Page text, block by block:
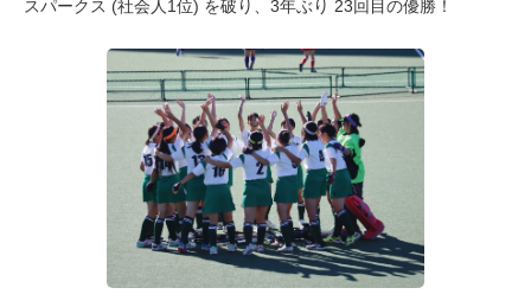
スパークス (社会人1位) を破り、3年ぶり 23回目の優勝！